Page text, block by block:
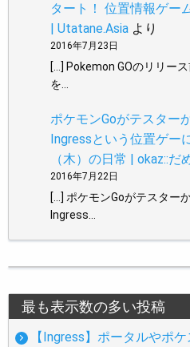
タート！ 位置情報ゲー
| Utatane.Asia より
2016年7月23日
[…] Pokemon GOのリリー
を…
ポケモンGoがテスター
Ingressという位置ゲー
（木）の日常 | okaz::だ
2016年7月22日
[…] ポケモンGoがテスター
Ingress…
最も表示数の多い投稿
【Ingress】ポータルやポ